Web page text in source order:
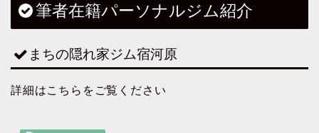
筆者在籍パーソナルジム紹介
まちの隠れ家ジム宿河原
詳細はこちらをご覧ください